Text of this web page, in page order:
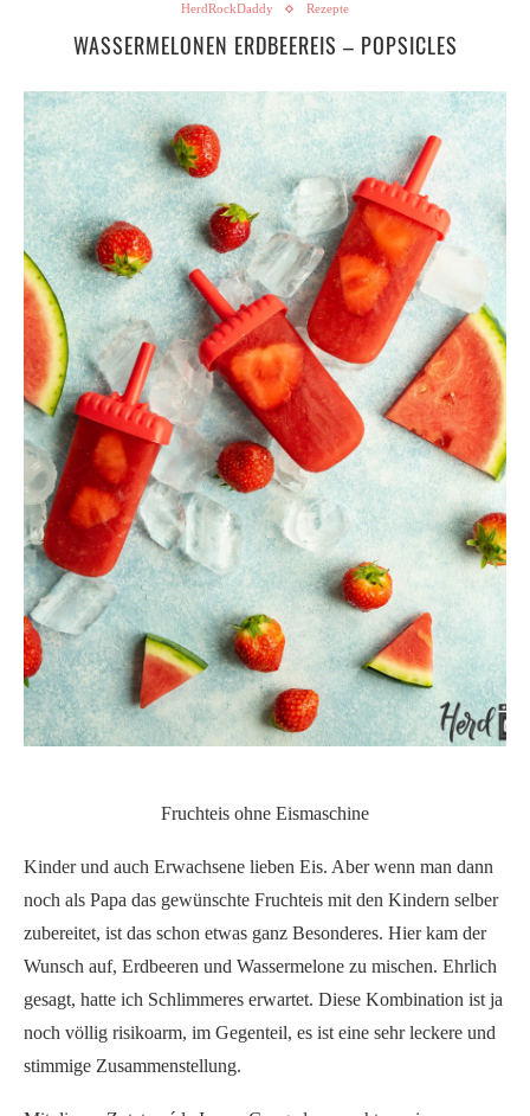
HerdRockDaddy Rezepte
WASSERMELONEN ERDBEEREIS – POPSICLES
Fruchteis ohne Eismaschine
Kinder und auch Erwachsene lieben Eis. Aber wenn man dann
noch als Papa das gewünschte Fruchteis mit den Kindern selber
zubereitet, ist das schon etwas ganz Besonderes. Hier kam der
Wunsch auf, Erdbeeren und Wassermelone zu mischen. Ehrlich
gesagt, hatte ich Schlimmeres erwartet. Diese Kombination ist ja
noch völlig risikoarm, im Gegenteil, es ist eine sehr leckere und
stimmige Zusammenstellung.